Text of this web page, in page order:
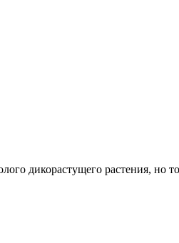
дикорастущего растения, но